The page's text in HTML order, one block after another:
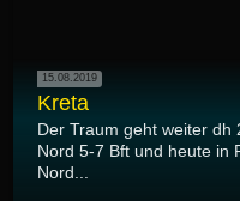
15.08.2019
Kreta
Der Traum geht weiter dh
Nord 5-7 Bft und heute in
Nord...